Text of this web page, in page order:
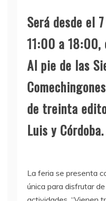
Será desde el
11:00 a 18:00,
Al pie de las
de treinta
Luis y Córdoba.
La feria se presenta
única para disfrutar